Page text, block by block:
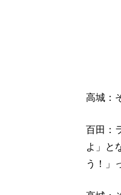
高城：
百田：
よ」と
う！」